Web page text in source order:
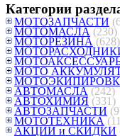
Категории
МОТОЗАПЧАСТИ
МОТОМАСЛА (230)
МОТОРЕЗИНА (628)
МОТО
АВТОМАСЛА (242)
АВТОХИМИЯ (331)
АВТОЗАПЧАСТИ
МОТОТЕХНИКА
АКЦИИ и СКИДКИ